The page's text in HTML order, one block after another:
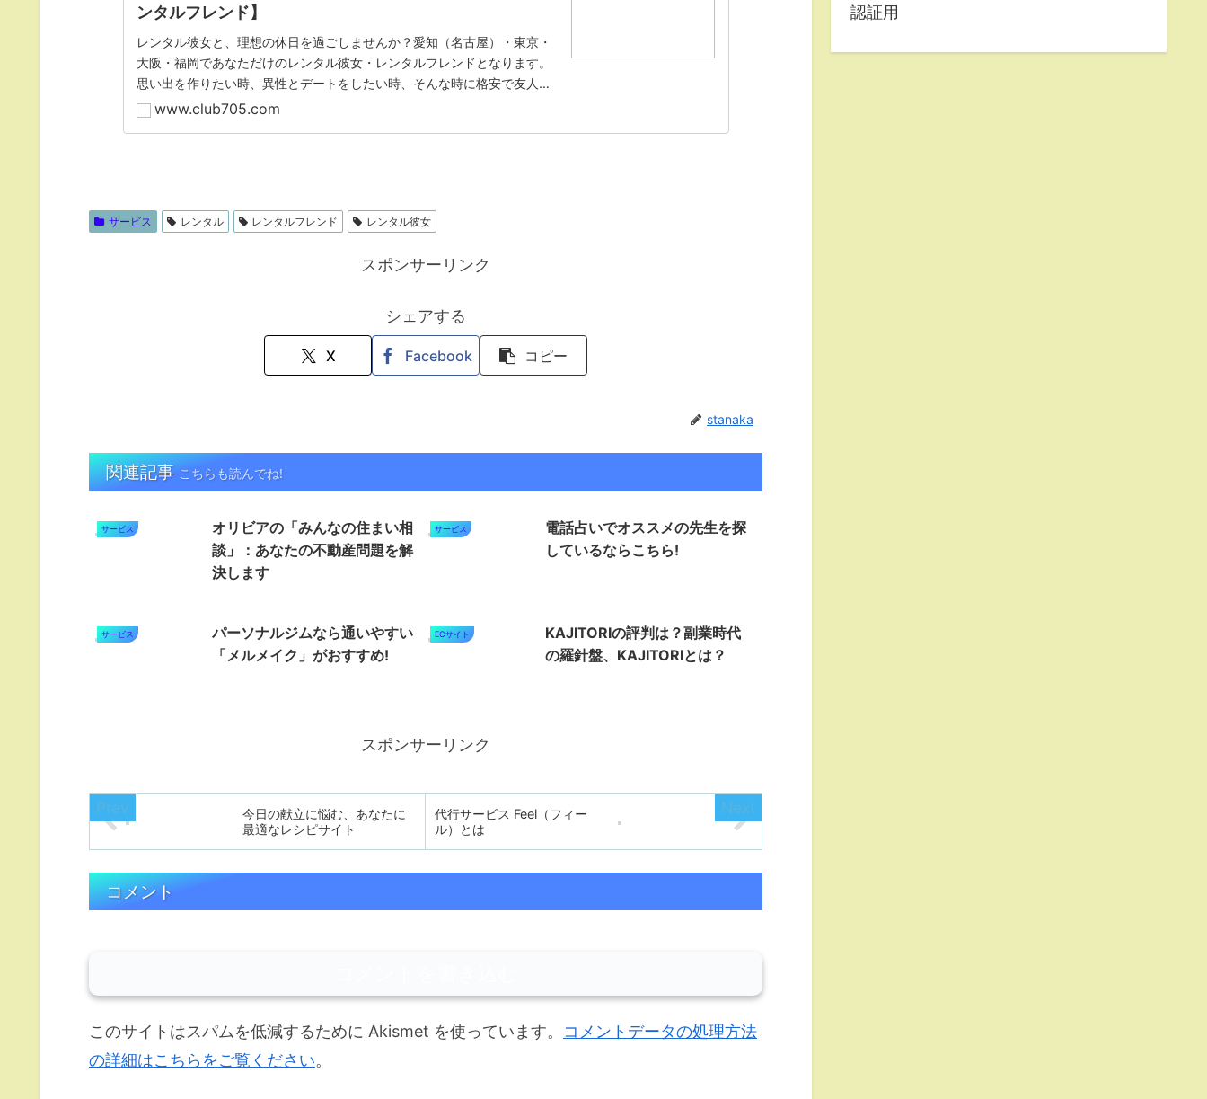
ンタルフレンド】
レンタル彼女と、理想の休日を過ごしませんか？愛知（名古屋）・東京・
大阪・福岡であなただけのレンタル彼女・レンタルフレンドとなります。
思い出を作りたい時、異性とデートをしたい時、そんな時に格安で友人
（恋人）レンタルができます。【レンタル彼女なら、WiXi（ウィクシ
www.club705.com
サービス レンタル レンタルフレンド レンタル彼女
スポンサーリンク
シェアする
X Facebook コピー
stanaka
関連記事こちらも読んでね!
サービス
オリビアの「みんなの住まい相
談」：あなたの不動産問題を解
決します
サービス
電話占いでオススメの先生を探
しているならこちら!
サービス
パーソナルジムなら通いやすい
「メルメイク」がおすすめ!
ECサイト
KAJITORIの評判は？副業時代
の羅針盤、KAJITORIとは？
スポンサーリンク
今日の献立に悩む、あなたに
最適なレシピサイト
代行サービス Feel（フィー
ル）とは
コメント
このサイトはスパムを低減するために Akismet を使っています。 コメントデータの処理方法
の詳細はこちらをご覧ください。
認証用